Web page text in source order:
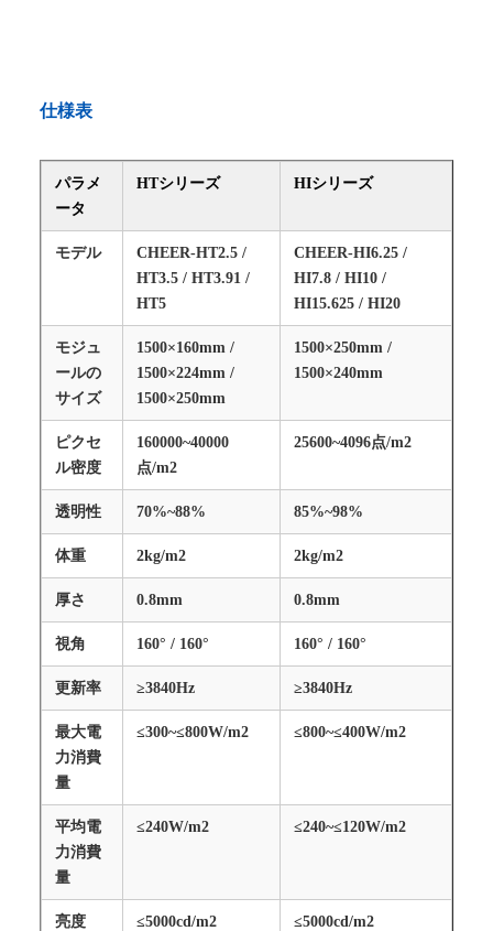
仕様表
パラメ
ータ
HTシリーズ HIシリーズ
モデル
CHEER-HT2.5 /
HT3.5 / HT3.91 /
HT5
CHEER-HI6.25 /
HI7.8 / HI10 /
HI15.625 / HI20
モジュ
ールの
サイズ
1500×160mm /
1500×224mm /
1500×250mm
1500×250mm /
1500×240mm
ピクセ
ル密度
160000~40000
点/m2
25600~4096点/m2
透明性 70%~88% 85%~98%
体重 2kg/m2 2kg/m2
厚さ 0.8mm 0.8mm
視角 160° / 160° 160° / 160°
更新率 ≥3840Hz ≥3840Hz
最大電
力消費
量
≤300~≤800W/m2 ≤800~≤400W/m2
平均電
力消費
量
≤240W/m2 ≤240~≤120W/m2
亮度 ≤5000cd/m2 ≤5000cd/m2